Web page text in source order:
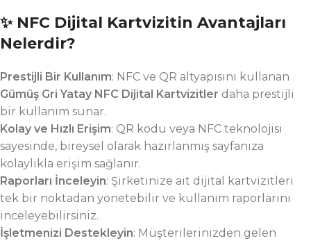
✨ NFC Dijital Kartvizitin Avantajları
Nelerdir?
Prestijli Bir Kullanım: NFC ve QR altyapısını kullanan
Gümüş Gri Yatay NFC Dijital Kartvizitler daha prestijli
bir kullanım sunar.
Kolay ve Hızlı Erişim: QR kodu veya NFC teknolojisi
sayesinde, bireysel olarak hazırlanmış sayfanıza
kolaylıkla erişim sağlanır.
Raporları İnceleyin: Şirketinize ait dijital kartvizitleri
tek bir noktadan yönetebilir ve kullanım raporlarını
inceleyebilirsiniz.
İşletmenizi Destekleyin: Müşterilerinizden gelen